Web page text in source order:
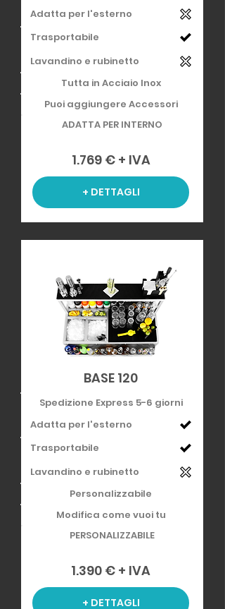
Adatta per l'esterno
Trasportabile
Lavandino e rubinetto
Tutta in Acciaio Inox
Puoi aggiungere Accessori
ADATTA PER INTERNO
1.769 € + IVA
+ DETTAGLI
BASE 120
Adatta per l'esterno
Trasportabile
Spedizione Express 5-6 giorni
Lavandino e rubinetto
Personalizzabile
Modifica come vuoi tu
PERSONALIZZABILE
1.390 € + IVA
+ DETTAGLI